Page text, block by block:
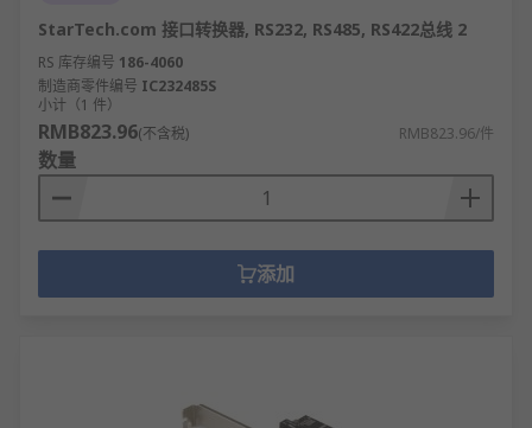
StarTech.com 接口转换器, RS232, RS485, RS422总线 2
RS 库存编号 186-4060
制造商零件编号 IC232485S
小计（1 件）
RMB823.96(不含税) RMB823.96/件
数量
添加